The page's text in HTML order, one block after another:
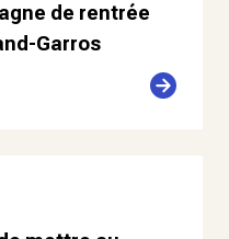
de rentrée
Garros